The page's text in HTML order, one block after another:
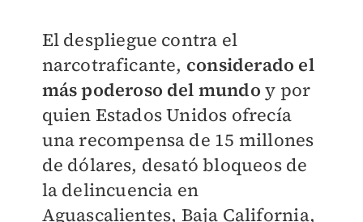
El despliegue contra el
narcotraficante, considerado el
más poderoso del mundoy por
quien Estados Unidos ofrecía
una recompensa de 15 millones
de dólares, desató bloqueos de
la delincuencia en
Aguascalientes, Baja California,